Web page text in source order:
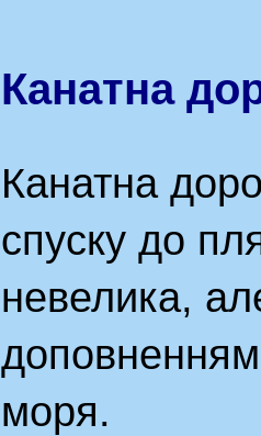
Канатна
Канатна
спуску до
невелика,
доповненням
моря.